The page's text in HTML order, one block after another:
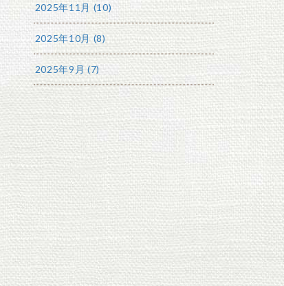
2025年11月 (10)
2025年10月 (8)
2025年9月 (7)